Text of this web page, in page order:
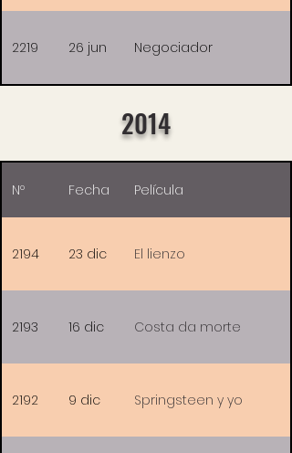
2219 26 jun Negociador
2014
Nº Fecha Película
2194 23 dic El lienzo
2193 16 dic Costa da morte
2192 9 dic Springsteen y yo